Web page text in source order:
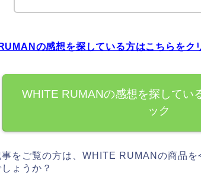
の感想を探している方はこちらをク
WHITE RUMANの感想を探してい
ック
事をご覧の方は、WHITE RUMANの商品
ょうか？